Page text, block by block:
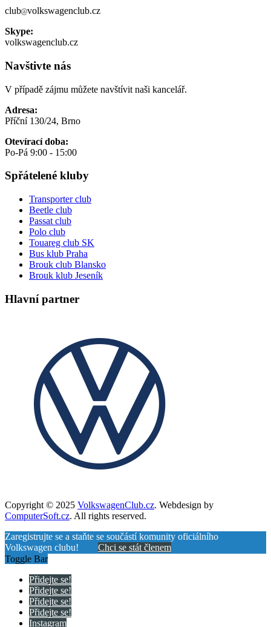
club volkswagenclub.cz
Skype:
volkswagenclub.cz
Navštivte nás
V případě zájmu můžete navštívit naši kancelář.
Adresa:
Příční 130/24, Brno
Otevírací doba:
Po-Pá 9:00 - 15:00
Spřátelené kluby
Transporter club
Beetle club
Passat club
Polo club
Touareg club SK
Bus klub Praha
Brouk club Blansko
Brouk klub Jeseník
Hlavní partner
Copyright © 2025 VolkswagenClub.cz. Webdesign by
ComputerSoft.cz. All rights reserved.
Zaregistrujte se a staňte se součástí komunity oficiálního
Volkswagen clubu! Chci se stát členem
Toggle Bar
Přidejte se!
Přidejte se!
Přidejte se!
Přidejte se!
Instagram